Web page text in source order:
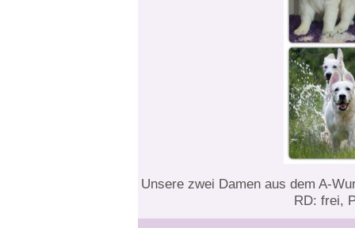
Unsere zwei Damen aus dem A-
RD: frei,